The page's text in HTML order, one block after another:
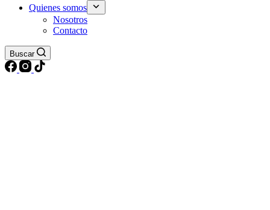
Quienes somos
Nosotros
Contacto
Buscar